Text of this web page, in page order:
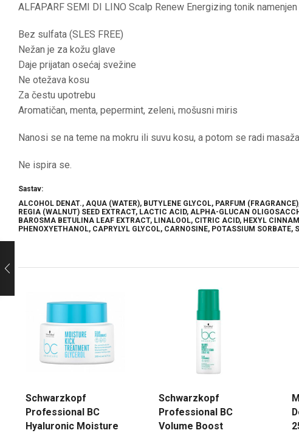
ALFAPARF SEMI DI LINO Scalp Renew Energizing tonik
Bez sulfata (SLES FREE)
Nežan je za kožu glave
Daje prijatan osećaj svežine
Ne otežava kosu
Za čestu upotrebu
Aromatičan, menta, pepermint, zeleni, mošusni miris
Nanosi se na teme na mokru ili suvu kosu, a potom se radi
Ne ispira se.
Sastav:
ALCOHOL DENAT., AQUA (WATER), BUTYLENE GLYCOL, PARFUM
REGIA (WALNUT) SEED EXTRACT, LACTIC ACID, ALPHA-GLUCAN
BAROSMA BETULINA LEAF EXTRACT, LINALOOL, CITRIC ACID, HEXYL
PHENOXYETHANOL, CAPRYLYL GLYCOL, CARNOSINE, POTASSIUM
Schwarzkopf
Professional BC
Hyaluronic Moisture
Schwarzkopf
Professional BC
Volume Boost